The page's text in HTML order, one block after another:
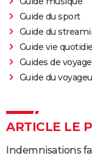
Guide du sport
Guide du
Guide vie
Guides de voyage
Guide du
ARTICLE LE
Indemnisations